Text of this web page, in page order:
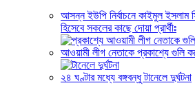
আসন্ন ইউপি নির্বাচনে কাইমুল ইসলাম
হিসেবে সকলের কাছে দোয়া প্রার্থীঃ
আওয়ামী লীগ নেতাকে প্রকাশ্যে গুলি
২৪ ঘণ্টার মধ্যে বঙ্গবন্ধু টানেলে দুর্ঘটনা